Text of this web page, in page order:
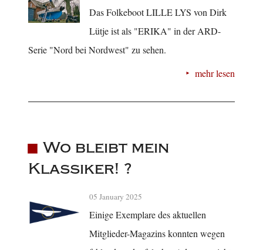
Das Folkeboot LILLE LYS von Dirk
Lütje ist als "ERIKA" in der ARD-
Serie "Nord bei Nordwest" zu sehen.
mehr lesen
Wo bleibt mein
Klassiker! ?
05 January 2025
Einige Exemplare des aktuellen
Mitglieder-Magazins konnten wegen